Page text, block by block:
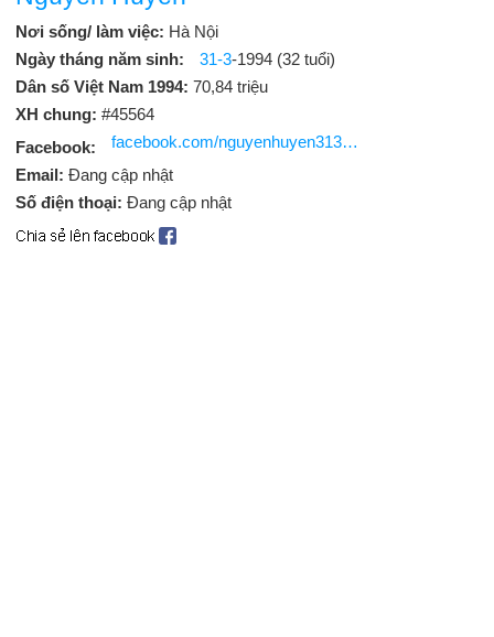
Nơi sống/ làm việc: Hà Nội
Ngày tháng năm sinh:
31-3-1994 (32 tuổi)
Dân số Việt Nam 1994: 70,84 triệu
XH chung: #45564
Facebook:
facebook.com/nguyenhuyen313188
Email: Đang cập nhật
Số điện thoại: Đang cập nhật